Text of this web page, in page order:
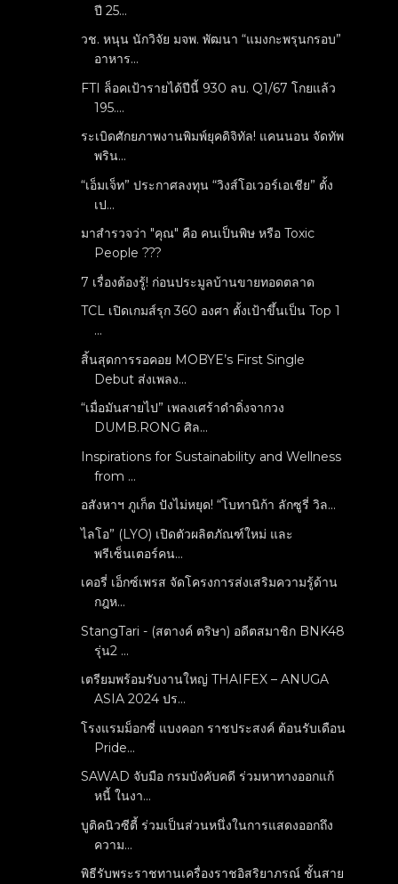
ปี 25...
วช. หนุน นักวิจัย มจพ. พัฒนา “แมงกะพรุนกรอบ”
อาหาร...
FTI ล็อคเป้ารายได้ปีนี้ 930 ลบ. Q1/67 โกยแล้ว
195....
ระเบิดศักยภาพงานพิมพ์ยุคดิจิทัล! แคนนอน จัดทัพ
พริน...
“เอ็มเจ็ท” ประกาศลงทุน “วิงส์โอเวอร์เอเชีย” ตั้ง
เป...
มาสำรวจว่า "คุณ" คือ คนเป็นพิษ หรือ Toxic
People ???
7 เรื่องต้องรู้! ก่อนประมูลบ้านขายทอดตลาด
TCL เปิดเกมส์รุก 360 องศา ตั้งเป้าขึ้นเป็น Top 1
...
สิ้นสุดการรอคอย MOBYE’s First Single
Debut ส่งเพลง...
“เมื่อมันสายไป” เพลงเศร้าดำดิ่งจากวง
DUMB.RONG ศิล...
Inspirations for Sustainability and Wellness
from ...
อสังหาฯ ภูเก็ต ปังไม่หยุด! “โบทานิก้า ลักซูรี่ วิล...
ไลโอ” (LYO) เปิดตัวผลิตภัณฑ์ใหม่ และ
พรีเซ็นเตอร์คน...
เคอรี่ เอ็กซ์เพรส จัดโครงการส่งเสริมความรู้ด้าน
กฎห...
StangTari - (สตางค์ ตริษา) อดีตสมาชิก BNK48
รุ่น2 ...
เตรียมพร้อมรับงานใหญ่ THAIFEX – ANUGA
ASIA 2024 ปร...
โรงแรมม็อกซี่ แบงคอก ราชประสงค์ ต้อนรับเดือน
Pride...
SAWAD จับมือ กรมบังคับคดี ร่วมหาทางออกแก้
หนี้ ในงา...
บูติคนิวซีตี้ ร่วมเป็นส่วนหนึ่งในการแสดงออกถึง
ความ...
พิธีรับพระราชทานเครื่องราชอิสริยาภรณ์ ชั้นสาย